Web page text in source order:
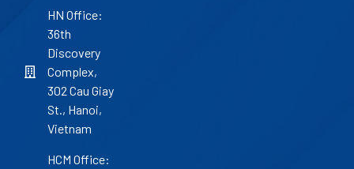
HN Office:
36th
Discovery
Complex,
302 Cau Giay
St., Hanoi,
Vietnam
HCM Office: